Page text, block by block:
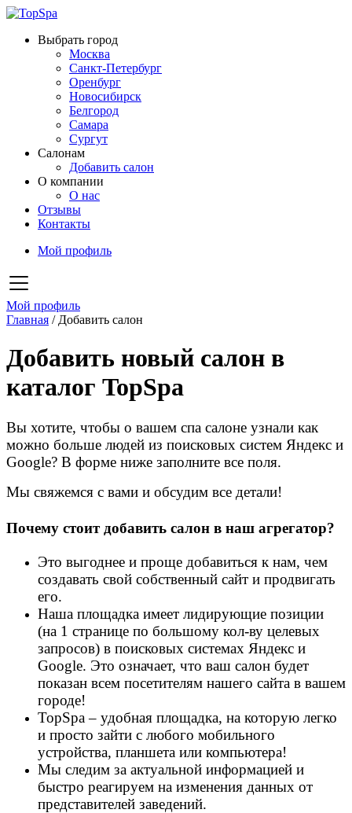
Выбрать город
Москва
Санкт-Петербург
Оренбург
Новосибирск
Белгород
Самара
Сургут
Салонам
Добавить салон
О компании
О нас
Отзывы
Контакты
Мой профиль
Мой профиль
Главная / Добавить салон
Добавить новый салон в
каталог TopSpa
Вы хотите, чтобы о вашем спа салоне узнали как
можно больше людей из поисковых систем Яндекс и
Google? В форме ниже заполните все поля.
Мы свяжемся с вами и обсудим все детали!
Почему стоит добавить салон в наш агрегатор?
Это выгоднее и проще добавиться к нам, чем
создавать свой собственный сайт и продвигать
его.
Наша площадка имеет лидирующие позиции
(на 1 странице по большому кол-ву целевых
запросов) в поисковых системах Яндекс и
Google. Это означает, что ваш салон будет
показан всем посетителям нашего сайта в вашем
городе!
TopSpa – удобная площадка, на которую легко
и просто зайти с любого мобильного
устройства, планшета или компьютера!
Мы следим за актуальной информацией и
быстро реагируем на изменения данных от
представителей заведений.